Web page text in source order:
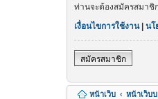
ท่านจะต้องสมัครสมาชิ
เงื่อนไขการใช้งาน| นโ
สมัครสมาชิก
หน้าเว็บ หน้าเว็บ